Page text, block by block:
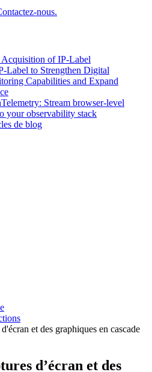
nous.
of IP-Label
Label to Strengthen Digital
Capabilities and Expand
Stream browser-level
your observability stack
de blog
et des graphiques en cascade
d’écran et des